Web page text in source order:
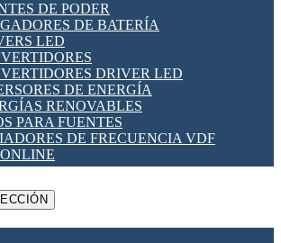
DE CABLE
IOT
REDES WIFI
IOT
LORAWAN
RED CELULAR
PARA REDES
(VOIP)
IP (CCTV)
DE PODER
DE BATERÍA
LED
DRIVER LED
DE ENERGÍA
RENOVABLES
PARA FUENTES
DE FRECUENCIA VDF